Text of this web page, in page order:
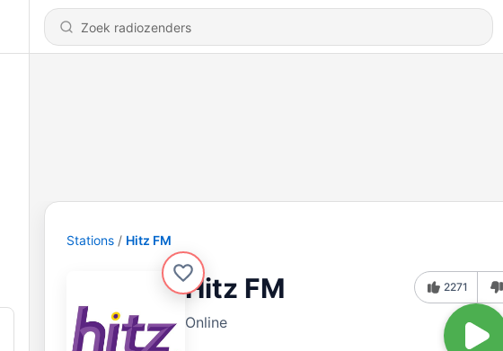
Stations Hitz FM
Hitz FM
Online
2271